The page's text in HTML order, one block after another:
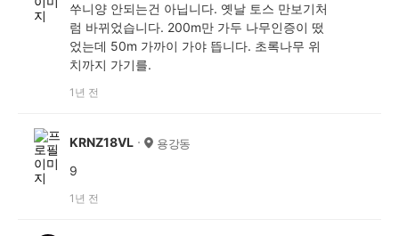
쑤니양 안되는건 아닙니다. 옛날 토스 만보기처
럼 바뀌었습니다. 200m만 가두 나무인증이 떴
었는데 50m 가까이 가야 뜹니다. 초록나무 위
치까지 가기를.
1년 전
KRNZ18VL 용강동
9
1년 전